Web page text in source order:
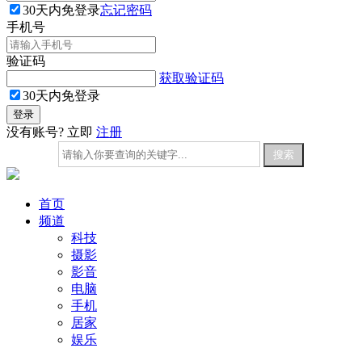
30天内免登录忘记密码
手机号
验证码
获取验证码
30天内免登录
没有账号? 立即 注册
首页
频道
科技
摄影
影音
电脑
手机
居家
娱乐